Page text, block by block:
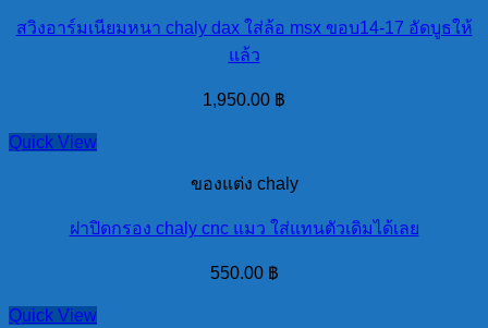
สวิงอาร์มเนียมหนา chaly dax ใส่ล้อ msx ขอบ14-17 อัดบูธให้
แล้ว
1,950.00 ฿
Quick View
ของแต่ง chaly
ฝาปิดกรอง chaly cnc แมว ใส่แทนตัวเดิมได้เลย
550.00 ฿
Quick View